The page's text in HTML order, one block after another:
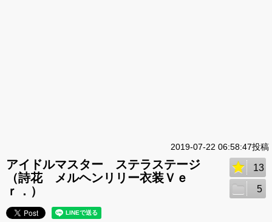
2019-07-22 06:58:47投稿
アイドルマスター ステラステージ
（詩花 メルヘンリリー衣装Ｖｅ
ｒ．）
13
5